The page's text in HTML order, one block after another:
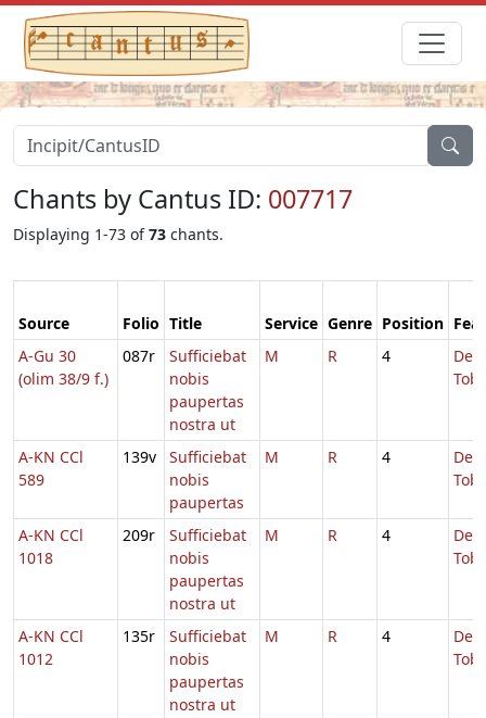
Chants by Cantus ID: 007717
Displaying 1-73 of73 chants.
Source Folio Title Service Genre Position
A-Gu 30
(olim 38/9 f.)
087r
Sufficiebat
nobis
paupertas
nostra ut
M R 4
De
A-KN CCl
589
139v
Sufficiebat
nobis
paupertas
M R 4
De
A-KN CCl
1018
209r
Sufficiebat
nobis
paupertas
nostra ut
M R 4
De
A-KN CCl
1012
135r
Sufficiebat
nobis
paupertas
nostra ut
M R 4
De